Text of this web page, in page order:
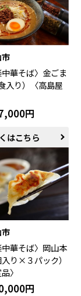
中華そば〉金ごま
入り）〈高島屋
円
はこちら
中華そば〉岡山本
り×３パック）
〉
円